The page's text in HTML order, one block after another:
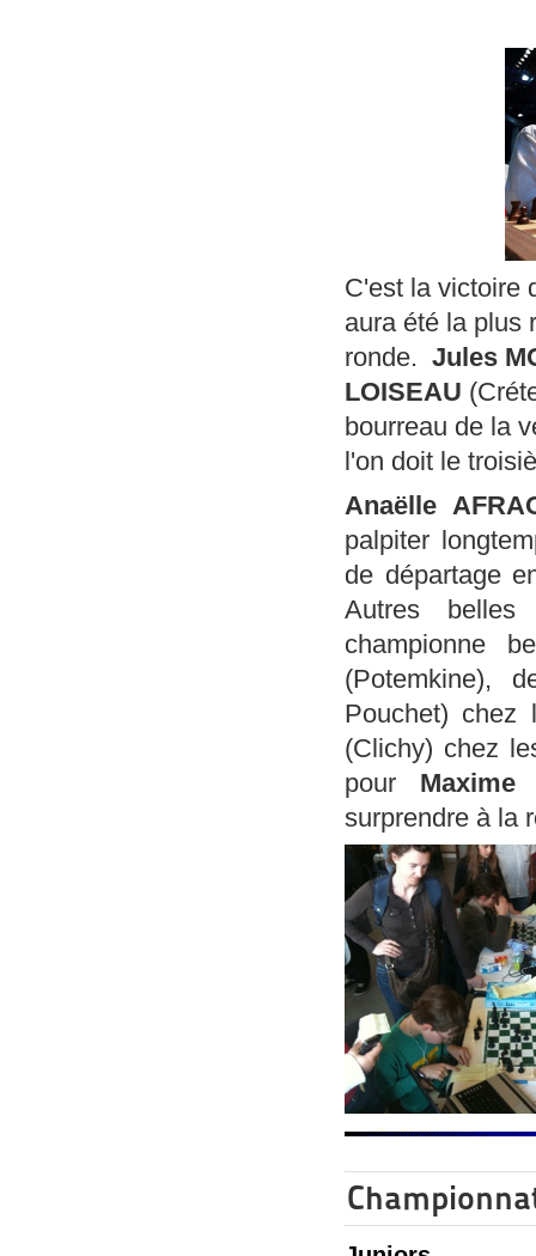
C'est la victoire
aura été la plus
ronde.Jules
LOISEAU
bourreau de la
l'on doit le
Anaëlle
palpiter
de départage
Autres
championne
(Potemkine),
Pouchet)
(Clichy) chez
pour Maxime
surprendre à la